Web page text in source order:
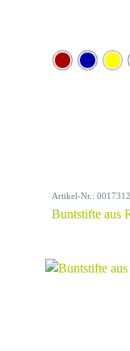
Artikel-Nr.: 0017312
Buntstifte aus